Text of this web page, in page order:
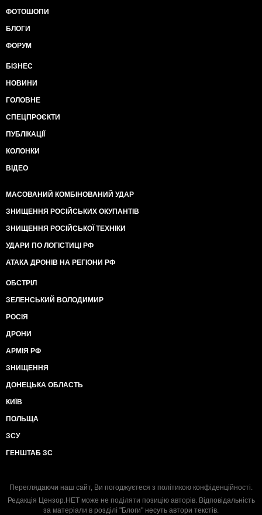
ФОТОШОПИ
БЛОГИ
ФОРУМ
БІЗНЕС
НОВИНИ
ГОЛОВНЕ
СПЕЦПРОЄКТИ
ПУБЛІКАЦІЇ
КОЛОНКИ
ВІДЕО
МАСОВАНИЙ КОМБІНОВАНИЙ УДАР
ЗНИЩЕННЯ РОСІЙСЬКИХ ОКУПАНТІВ
ЗНИЩЕННЯ РОСІЙСЬКОЇ ТЕХНІКИ
УДАРИ ПО ЛОГІСТИЦІ РФ
АТАКА ДРОНІВ НА РЕГІОНИ РФ
ОБСТРІЛ
ЗЕЛЕНСЬКИЙ ВОЛОДИМИР
РОСІЯ
ДРОНИ
АРМІЯ РФ
ЗНИЩЕННЯ
ДОНЕЦЬКА ОБЛАСТЬ
КИЇВ
ПОЛЬЩА
ЗСУ
ГЕНШТАБ ЗС
Переглядаючи наш сайт, Ви погоджуєтеся з політикою конфіденційності.
Редакція Цензор.НЕТ може не поділяти позицію авторів. Відповідальність
за матеріали в розділі "Блоги" несуть автори текстів.